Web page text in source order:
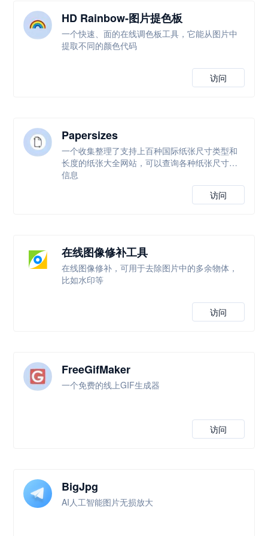
HD Rainbow-图片提色板
一个快速、面的在线调色板工具，它能从图片中
提取不同的颜色代码
访问
Papersizes
一个收集整理了支持上百种国际纸张尺寸类型和
长度的纸张大全网站，可以查询各种纸张尺寸等
信息
访问
在线图像修补工具
在线图像修补，可用于去除图片中的多余物体，
比如水印等
访问
FreeGifMaker
一个免费的线上GIF生成器
访问
BigJpg
AI人工智能图片无损放大